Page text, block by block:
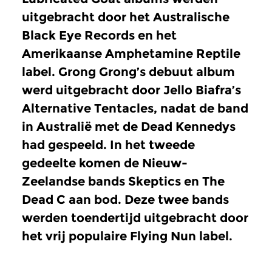
uitgebracht door het Australische
Black Eye Records en het
Amerikaanse Amphetamine Reptile
label. Grong Grong’s debuut album
werd uitgebracht door Jello Biafra’s
Alternative Tentacles, nadat de band
in Australië met de Dead Kennedys
had gespeeld. In het tweede
gedeelte komen de Nieuw-
Zeelandse bands Skeptics en The
Dead C aan bod. Deze twee bands
werden toendertijd uitgebracht door
het vrij populaire Flying Nun label.